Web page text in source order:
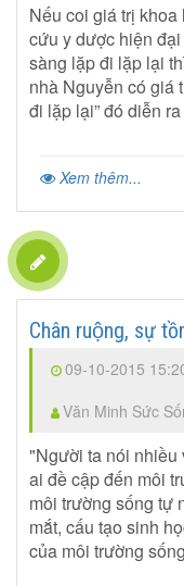
Nếu coi giá trị
cứu y dược hiện
sàng lặp đi lặp lại
nhà Nguyễn có giá
đi lặp lại” đó diễn
Xem thêm...
Chân ruộng, sự
09-10-2015
Văn Minh Sức
"Người ta nói
ai đề cập đến môi
môi trường sống tự
mắt, cấu tạo sinh
của môi trường